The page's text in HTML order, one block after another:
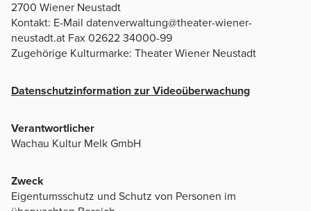
2700 Wiener Neustadt
Kontakt: E-Mail datenverwaltung@theater-wiener-
neustadt.at Fax 02622 34000-99
Zugehörige Kulturmarke: Theater Wiener Neustadt
Datenschutzinformation zur Videoüberwachung
Verantwortlicher
Wachau Kultur Melk GmbH
Zweck
Eigentumsschutz und Schutz von Personen im